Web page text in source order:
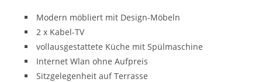
Modern möbliert mit Design-Möbeln
2 x Kabel-TV
vollausgestattete Küche mit Spülmaschine
Internet Wlan ohne Aufpreis
Sitzgelegenheit auf Terrasse